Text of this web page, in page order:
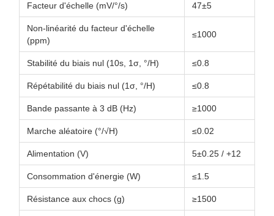
Facteur d'échelle (mV/°/s) 47±5
Non-linéarité du facteur d'échelle
(ppm)
≤1000
Stabilité du biais nul (10s, 1σ, °/H) ≤0.8
Répétabilité du biais nul (1σ, °/H) ≤0.8
Bande passante à 3 dB (Hz) ≥1000
Marche aléatoire (°/√H) ≤0.02
Alimentation (V) 5±0.25 / +12
Consommation d'énergie (W) ≤1.5
Résistance aux chocs (g) ≥1500